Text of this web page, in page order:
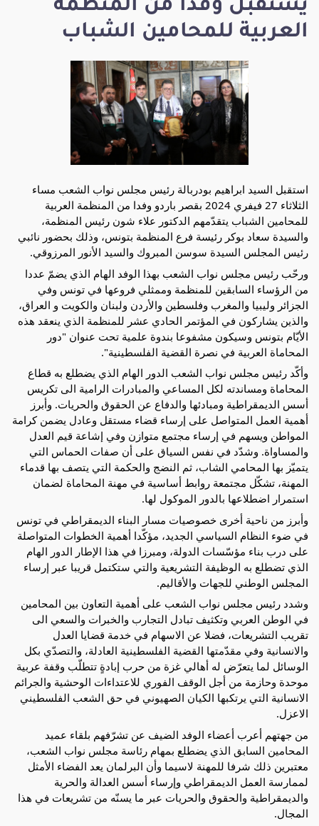
يستقبل وفدا من المنظمة
العربية للمحامين الشباب
استقبل السيد ابراهيم بودربالة رئيس مجلس نواب الشعب مساء
الثلاثاء 27 فيفري 2024 بقصر باردو وفدا من المنظمة العربية
للمحامين الشباب يتقدّمهم الدكتور علاء شون رئيس المنظمة،
والسيدة سعاد بوكر رئيسة فرع المنظمة بتونس، وذلك بحضور نائبي
رئيس المجلس السيدة سوسن المبروك والسيد الأنور المرزوقي.
ورحّب رئيس مجلس نواب الشعب بهذا الوفد الهام الذي يضمّ عددا
من الرؤساء السابقين للمنظمة وممثلي فروعها في تونس وفي
الجزائر وليبيا والمغرب وفلسطين والأردن ولبنان والكويت و العراق،
والذين يشاركون في المؤتمر الحادي عشر للمنظمة الذي ينعقد هذه
الأيّام بتونس وسيكون مشفوعا بندوة علمية تحت عنوان "دور
المحاماة العربية في نصرة القضية الفلسطينية".
وأكّد رئيس مجلس نواب الشعب الدور الهام الذي يضطلع به قطاع
المحاماة ومساندته لكل المساعي والمبادرات الرامية الى تكريس
أسس الديمقراطية ومبادئها والدفاع عن الحقوق والحريات. وأبرز
أهمية العمل المتواصل على إرساء قضاء مستقل وعادل يضمن كرامة
المواطن ويسهم في إرساء مجتمع متوازن وفي إشاعة قيم العدل
والمساواة. وشدّد في نفس السياق على أن صفات الحماس التي
يتميّز بها المحامي الشاب، ثم النضج والحكمة التي يتصف بها قدماء
المهنة، تشكّل مجتمعة روابط أساسية في مهنة المحاماة لضمان
استمرار اضطلاعها بالدور الموكول لها.
وأبرز من ناحية أخرى خصوصيات مسار البناء الديمقراطي في تونس
في ضوء النظام السياسي الجديد، مؤكّدا أهمية الخطوات المتواصلة
على درب بناء مؤسّسات الدولة، ومبرزا في هذا الإطار الدور الهام
الذي تضطلع به الوظيفة التشريعية والتي ستكتمل قريبا عبر إرساء
المجلس الوطني للجهات والأقاليم.
وشدد رئيس مجلس نواب الشعب على أهمية التعاون بين المحامين
في الوطن العربي وتكثيف تبادل التجارب والخبرات والسعي الى
تقريب التشريعات، فضلا عن الاسهام في خدمة قضايا العدل
والانسانية وفي مقدّمتها القضية الفلسطينية العادلة، والتصدّي بكل
الوسائل لما يتعرّض له أهالي غزة من حرب إبادةٍ تتطلّب وقفة عربية
موحدة وحازمة من أجل الوقف الفوري للاعتداءات الوحشية والجرائم
الانسانية التي يرتكبها الكيان الصهيوني في حق الشعب الفلسطيني
الاعزل.
من جهتهم أعرب أعضاء الوفد الضيف عن تشرّفهم بلقاء عميد
المحامين السابق الذي يضطلع بمهام رئاسة مجلس نواب الشعب،
معتبرين ذلك شرفا للمهنة لاسيما وأن البرلمان يعد الفضاء الأمثل
لممارسة العمل الديمقراطي وإرساء أسس العدالة والحرية
والديمقراطية والحقوق والحريات عبر ما يسنّه من تشريعات في هذا
المجال.